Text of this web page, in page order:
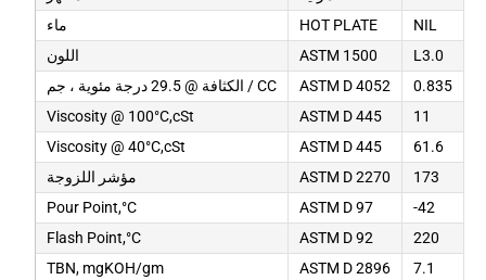
ماء
HOT PLATE
NIL
اللون
ASTM 1500
L3.0
الكثافة @ 29.5 درجة مئوية ، جم / CC
ASTM D 4052
0.835
Viscosity @ 100°C,cSt
ASTM D 445
11
Viscosity @ 40°C,cSt
ASTM D 445
61.6
مؤشر اللزوجة
ASTM D 2270
173
Pour Point,°C
ASTM D 97
-42
Flash Point,°C
ASTM D 92
220
TBN, mgKOH/gm
ASTM D 2896
7.1